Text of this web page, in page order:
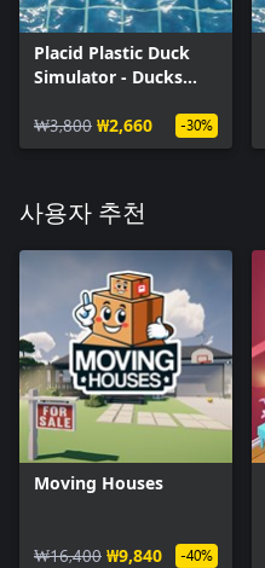
Placid Plastic Duck
Simulator - Ducks
₩3,800 ₩2,660 -30%
사용자 추천
Moving Houses
₩16,400 ₩9,840 -40%